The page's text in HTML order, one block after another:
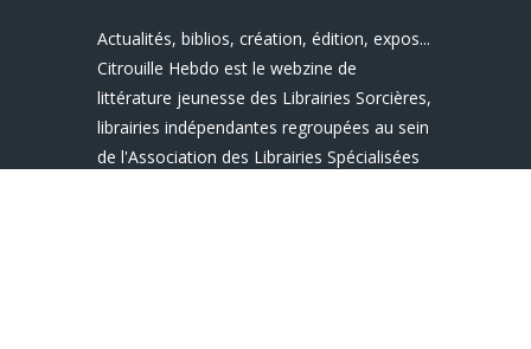
Actualités, biblios, création, édition, expos...
Citrouille Hebdo est le webzine de
littérature jeunesse des Librairies Sorcières,
librairies indépendantes regroupées au sein
de l'Association des Librairies Spécialisées